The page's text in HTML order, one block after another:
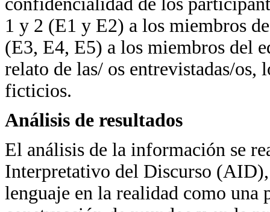
1 y 2 (E1 y E2) a los miembros
(E3, E4, E5) a los miembros del
relato de las/ os entrevistadas/os,
ficticios.
Análisis de resultados
El análisis de la información se
Interpretativo del Discurso
lenguaje en la realidad como una